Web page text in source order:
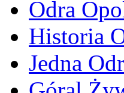
Odra
Historia
Jedna